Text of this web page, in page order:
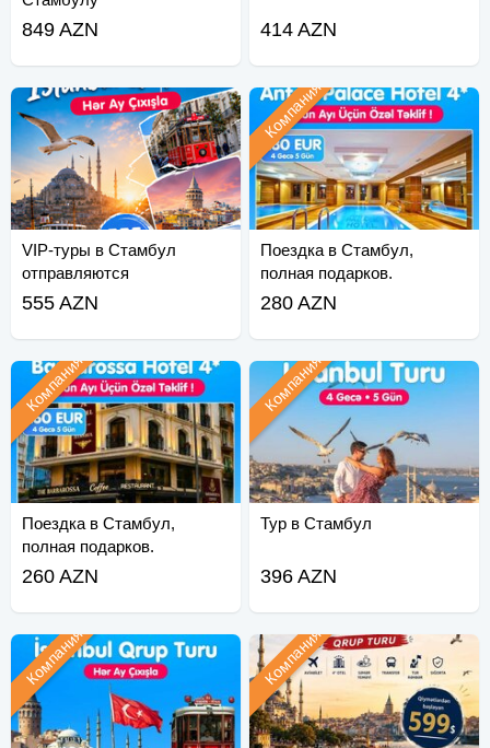
849 AZN 414 AZN
VIP-туры в Стамбул
отправляются
ежемесячно.
555 AZN
Поездка в Стамбул,
полная подарков.
Компания
280 AZN
Поездка в Стамбул,
полная подарков.
Компания
260 AZN
Тур в Стамбул
Компания
396 AZN
Компания Компания